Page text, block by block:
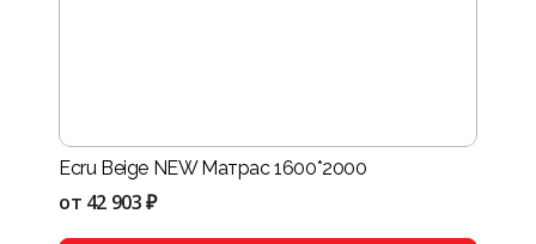
Ecru Beige NEW Матрас 1600*2000
от 42 903 ₽